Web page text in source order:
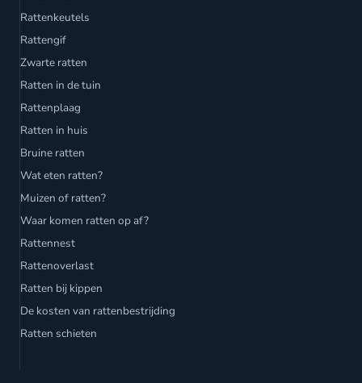
Rattenkeutels
Rattengif
Zwarte ratten
Ratten in de tuin
Rattenplaag
Ratten in huis
Bruine ratten
Wat eten ratten?
Muizen of ratten?
Waar komen ratten op af?
Rattennest
Rattenoverlast
Ratten bij kippen
De kosten van rattenbestrijding
Ratten schieten